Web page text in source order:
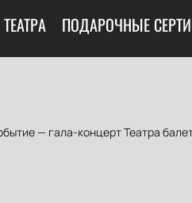
ПОДАРОЧНЫЕ
— гала-концерт Театра